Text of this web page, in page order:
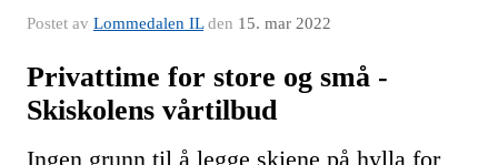
Postet av Lommedalen ILden 15. mar 2022
Privattime for store og små -
Skiskolens vårtilbud
Ingen grunn til å legge skiene på hylla for